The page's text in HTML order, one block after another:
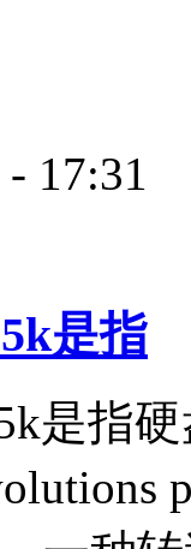
17:31
是指
是指